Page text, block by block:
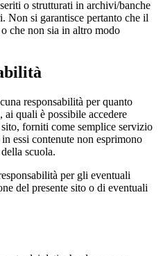
o strutturati in archivi/banche
Non si garantisce pertanto che il
che non sia in altro modo
responsabilità per quanto
quali è possibile accedere
forniti come semplice servizio
essi contenute non esprimono
scuola.
per gli eventuali
del presente sito o di eventuali